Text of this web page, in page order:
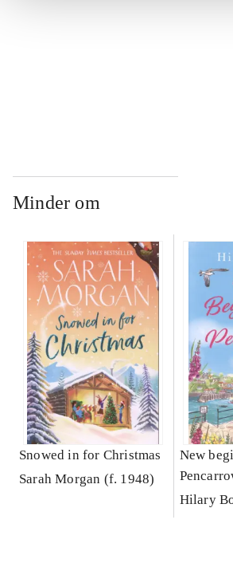
Minder om
Snowed in for Christmas
Sarah Morgan (f. 1948)
New
Hilary